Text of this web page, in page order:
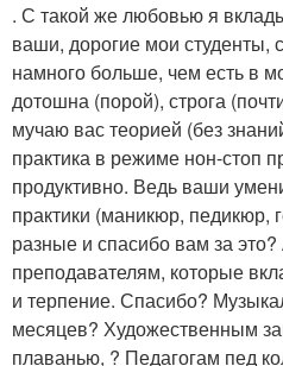
. С такой же любовью я
ваши, дорогие мои студенты,
намного больше, чем есть в
дотошна (порой), строга
мучаю вас теорией (без
практика в режиме нон-стоп
продуктивно. Ведь ваши
практики (маникюр, педикюр,
разные и спасибо вам за
преподавателям, которые
и терпение. Спасибо?
месяцев? Художественным
плаванью, ? Педагогам пед